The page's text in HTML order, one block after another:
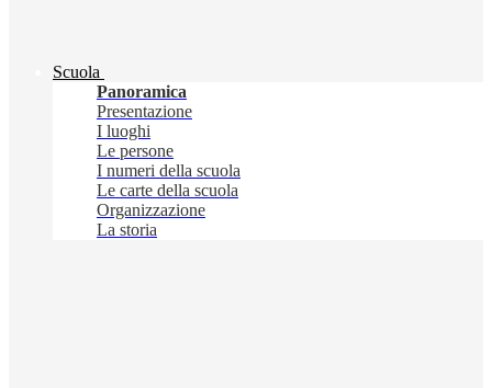
Scuola
Panoramica
Presentazione
I luoghi
Le persone
I numeri della scuola
Le carte della scuola
Organizzazione
La storia